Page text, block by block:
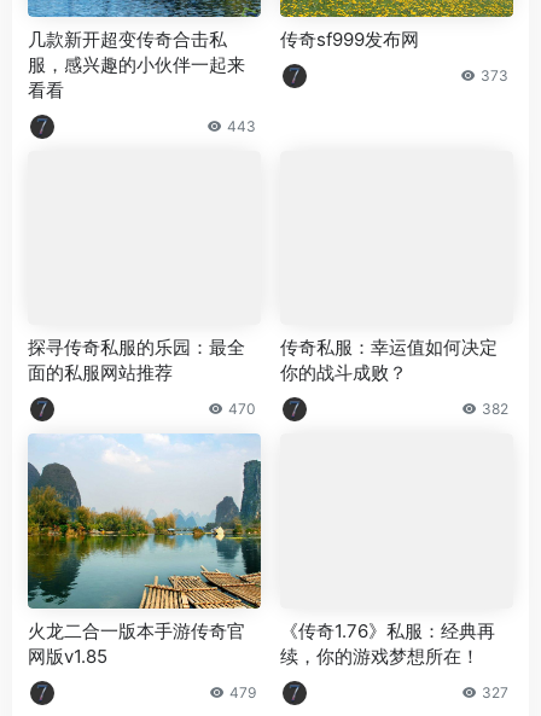
几款新开超变传奇合击私
服，感兴趣的小伙伴一起来
看看
443
传奇sf999发布网
373
探寻传奇私服的乐园：最全
面的私服网站推荐
470
传奇私服：幸运值如何决定
你的战斗成败？
382
火龙二合一版本手游传奇官
网版v1.85
479
《传奇1.76》私服：经典再
续，你的游戏梦想所在！
327